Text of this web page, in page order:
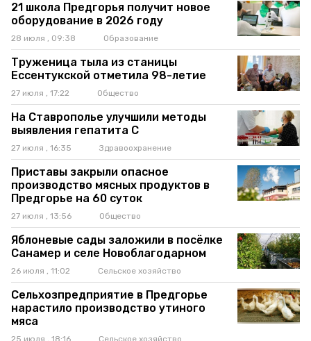
21 школа Предгорья получит новое
оборудование в 2026 году
28 июля , 09:38 Образование
Труженица тыла из станицы
Ессентукской отметила 98-летие
27 июля , 17:22 Общество
На Ставрополье улучшили методы
выявления гепатита C
27 июля , 16:35 Здравоохранение
Приставы закрыли опасное
производство мясных продуктов в
Предгорье на 60 суток
27 июля , 13:56 Общество
Яблоневые сады заложили в посёлке
Санамер и селе Новоблагодарном
26 июля , 11:02 Сельское хозяйство
Сельхозпредприятие в Предгорье
нарастило производство утиного
мяса
25 июля , 18:16 Сельское хозяйство